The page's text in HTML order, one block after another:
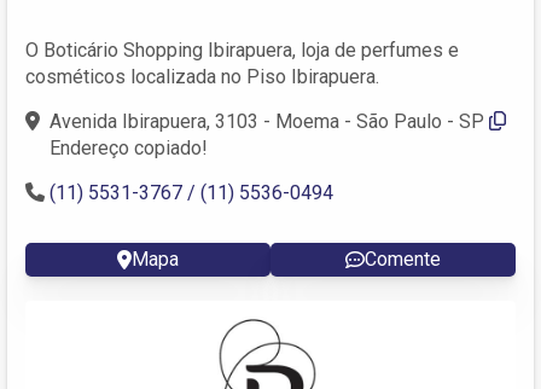
O Boticário Shopping Ibirapuera, loja de perfumes e
cosméticos localizada no Piso Ibirapuera.
Avenida Ibirapuera, 3103 - Moema - São Paulo - SP
Endereço copiado!
(11) 5531-3767 / (11) 5536-0494
Mapa Comente